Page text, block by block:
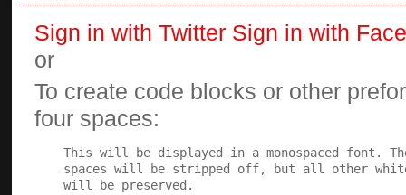
Sign in with Twitter Sign in with
or
To create code blocks or other
four spaces: